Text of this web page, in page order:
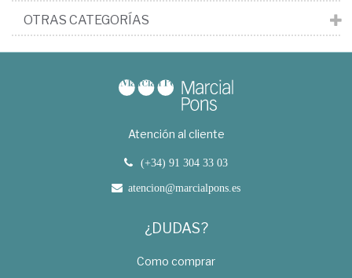
OTRAS CATEGORÍAS
Atención al cliente
(+34) 91 304 33 03
atencion@marcialpons.es
¿DUDAS?
Como comprar